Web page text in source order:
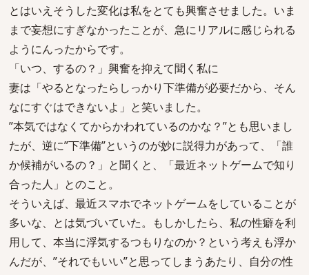
とはいえそうした変化は私をとても興奮させました。いま
まで妄想にすぎなかったことが、急にリアルに感じられる
ようにんったからです。
「いつ、するの？」興奮を抑えて聞く私に
妻は「やるとなったらしっかり下準備が必要だから、そん
なにすぐはできないよ」と笑いました。
”本気ではなくてからかわれているのかな？”とも思いまし
たが、逆に”下準備”というのが妙に説得力があって、「誰
か候補がいるの？」と聞くと、「最近ネットゲームで知り
合った人」とのこと。
そういえば、最近スマホでネットゲームをしていることが
多いな、とは気づいていた。もしかしたら、私の性癖を利
用して、本当に浮気するつもりなのか？という考えも浮か
んだが、”それでもいい”と思ってしまうあたり、自分の性